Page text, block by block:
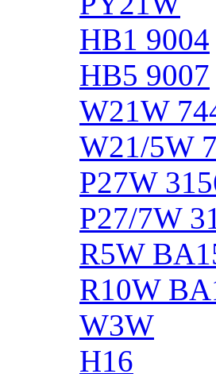
HB1 9004
HB5 9007
W21W
W21/5W
P27W
P27/7W
R5W
R10W
W3W
H16